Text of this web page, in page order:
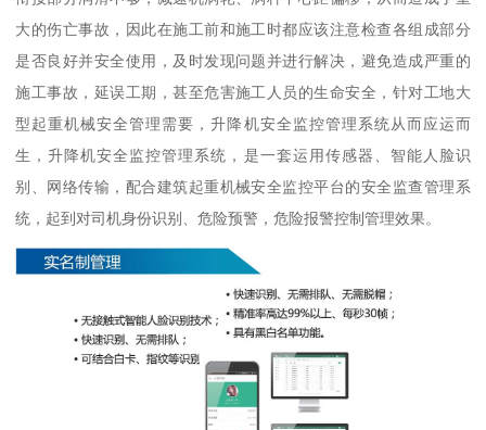
大的伤亡事故，因此在施工前和施工时都应该注意检查各组成部分
是否良好并安全使用，及时发现问题并进行解决，避免造成严重的
施工事故，延误工期，甚至危害施工人员的生命安全，针对工地大
型起重机械安全管理需要，升降机安全监控管理系统从而应运而
生，升降机安全监控管理系统，是一套运用传感器、智能人脸识
别、网络传输，配合建筑起重机械安全监控平台的安全监查管理系
统，起到对司机身份识别、危险预警，危险报警控制管理效果。